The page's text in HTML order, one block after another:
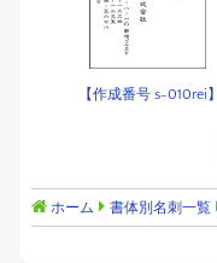
【作成番号 s-010rei】
ホーム 書体別名刺一覧